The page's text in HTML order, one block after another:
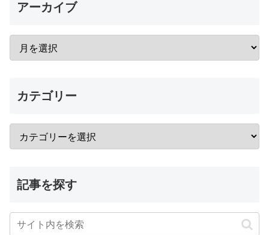
アーカイブ
カテゴリー
記事を探す